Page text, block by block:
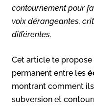
contournement pour
voix dérangeantes,
différentes.
Cet article te propose
permanent entre les
montrant comment
subversion et